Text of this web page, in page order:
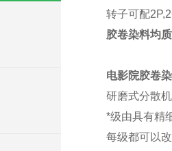
转子可配
胶卷染料均
电影院胶卷
研磨式分散
*级由具有精
每级都可以